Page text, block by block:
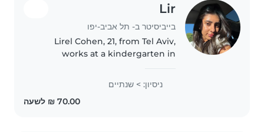
Lir
בייביסיטר ב- תל אביב-יפו
Lirel Cohen, 21, from Tel Aviv,
works at a kindergarten in
evenings. Responsible, loves
children, and is mobile.
ניסיון: > שנתיים